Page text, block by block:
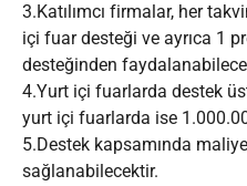
3.Katılımcı firmalar, her
içi fuar desteği ve ayrıca 1
desteğinden
4.Yurt içi fuarlarda destek
yurt içi fuarlarda ise
5.Destek kapsamında
sağlanabilecektir.